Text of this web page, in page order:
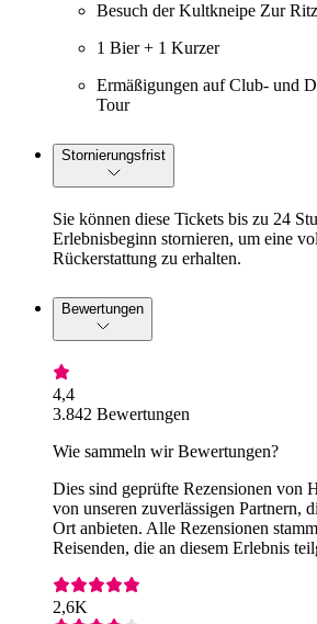
Besuch der Kultkneipe Zur
1 Bier + 1 Kurzer
Ermäßigungen auf Club- und
Tour
Stornierungsfrist
Sie können diese Tickets bis zu 24
Erlebnisbeginn stornieren, um eine
Rückerstattung zu erhalten.
Bewertungen
4,4
3.842 Bewertungen
Wie sammeln wir Bewertungen?
Dies sind geprüfte Rezensionen von
von unseren zuverlässigen Partnern,
Ort anbieten. Alle Rezensionen
Reisenden, die an diesem Erlebnis
2,6K